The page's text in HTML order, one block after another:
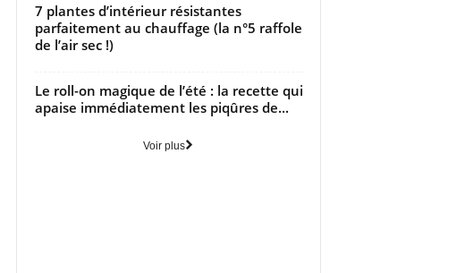
7 plantes d’intérieur résistantes
parfaitement au chauffage (la n°5 raffole
de l’air sec !)
Le roll-on magique de l’été : la recette qui
apaise immédiatement les piqûres de...
Voir plus